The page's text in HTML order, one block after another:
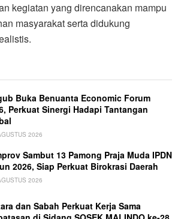
kegiatan yang direncanakan mampu
masyarakat serta didukung
Buka Benuanta Economic Forum
Perkuat Sinergi Hadapi Tantangan
2026
Sambut 13 Pamong Praja Muda IPDN
2026, Siap Perkuat Birokrasi Daerah
2026
dan Sabah Perkuat Kerja Sama